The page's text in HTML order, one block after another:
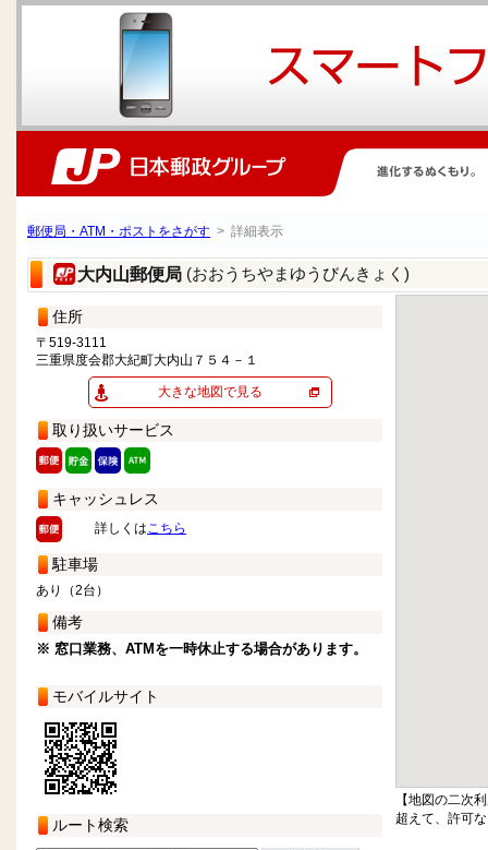
郵便局・ATM・ポストをさがす > 詳細表示
大内山郵便局 (おおうちやまゆうびんきょく)
住所
〒519-3111
三重県度会郡大紀町大内山７５４－１
大きな地図で見る
取り扱いサービス
キャッシュレス
詳しくはこちら
駐車場
あり（2台）
備考
※ 窓口業務、ATMを一時休止する場合があります。
モバイルサイト
ルート検索
【地図の二次
超えて、許可